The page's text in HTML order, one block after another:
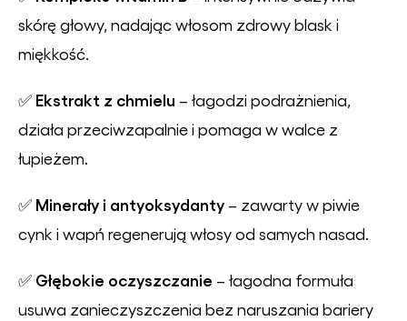
skórę głowy, nadając włosom zdrowy blask i
miękkość.
✅ Ekstrakt z chmielu – łagodzi podrażnienia,
działa przeciwzapalnie i pomaga w walce z
łupieżem.
✅ Minerały i antyoksydanty – zawarty w piwie
cynk i wapń regenerują włosy od samych nasad.
✅ Głębokie oczyszczanie – łagodna formuła
usuwa zanieczyszczenia bez naruszania bariery